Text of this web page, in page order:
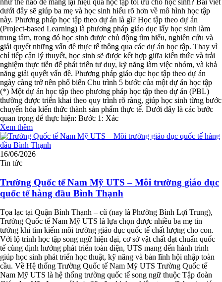
dưới đây sẽ giúp ba mẹ và học sinh hiểu rõ hơn về mô hình học tập
này. Phương pháp học tập theo dự án là gì? Học tập theo dự án
(Project-based Learning) là phương pháp giáo dục lấy học sinh làm
trung tâm, trong đó học sinh được chủ động tìm hiểu, nghiên cứu và
giải quyết những vấn đề thực tế thông qua các dự án học tập. Thay vì
chỉ tiếp cận lý thuyết, học sinh sẽ được kết hợp giữa kiến thức và trải
nghiệm thực tiễn để phát triển tư duy, kỹ năng làm việc nhóm, và khả
năng giải quyết vấn đề. Phương pháp giáo dục học tập theo dự án
ngày càng trở nên phổ biến Chu trình 5 bước của một dự án học tập
(*) Một dự án học tập theo phương pháp học tập theo dự án (PBL)
thường được triển khai theo quy trình rõ ràng, giúp học sinh từng bước
chuyển hóa kiến thức thành sản phẩm thực tế. Dưới đây là các bước
quan trọng để thực hiện: Bước 1: Xác
Xem thêm
16/06/2026
Tin tức
Trường Quốc tế Nam Mỹ UTS – Môi trường giáo dục
quốc tế hàng đầu Bình Thạnh
Tọa lạc tại Quận Bình Thạnh – cũ (nay là Phường Bình Lợi Trung),
Trường Quốc tế Nam Mỹ UTS là lựa chọn được nhiều ba mẹ tin
tưởng khi tìm kiếm môi trường giáo dục quốc tế chất lượng cho con.
Với lộ trình học tập song ngữ hiện đại, cơ sở vật chất đạt chuẩn quốc
tế cùng định hướng phát triển toàn diện, UTS mang đến hành trình
giúp học sinh phát triển học thuật, kỹ năng và bản lĩnh hội nhập toàn
cầu. Về Hệ thống Trường Quốc tế Nam Mỹ UTS Trường Quốc tế
Nam Mỹ UTS là hệ thống trường quốc tế song ngữ thuộc Tập đoàn